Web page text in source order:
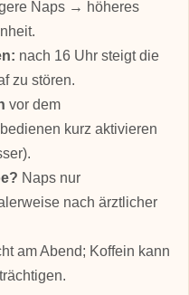
Naps → höheres
nach 16 Uhr steigt die
zu stören.
vor dem
kurz aktivieren
Naps nur
nach ärztlicher
am Abend; Koffein kann